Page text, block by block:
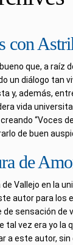
con
que, a raíz
un diálogo tan
y, además,
vida
‘‘Voces de
de buen
de
Vallejo en la
autor para los
de sensación de
tal vez era yo la
a este autor, sin